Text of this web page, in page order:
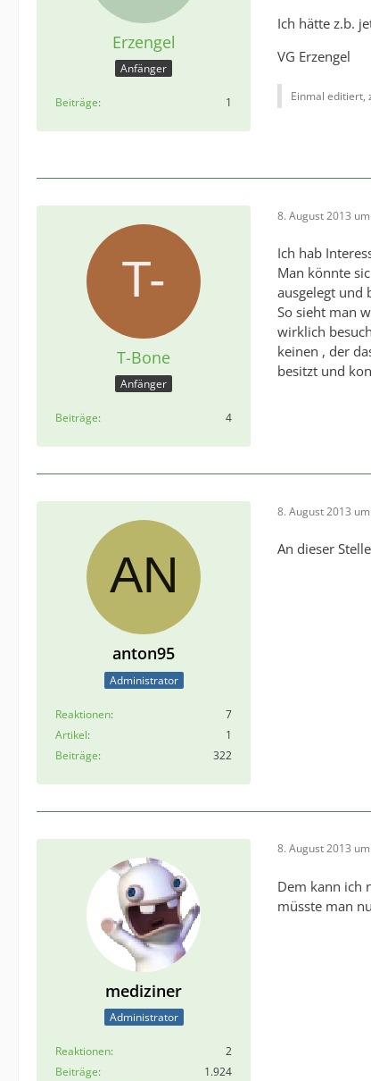
Erzengel
Anfänger
Beiträge 1
Ich hätte z.b.
VG Erzengel
Einmal editiert,
T-Bone
Anfänger
Beiträge 4
8. August 2013
Ich hab
Man könnte
ausgelegt und
So sieht man
wirklich
keinen , der
besitzt und
anton95
Administrator
Reaktionen
7
Artikel
1
Beiträge
322
8. August 2013
An dieser
mediziner
Administrator
Reaktionen
2
Beiträge
1.924
8. August 2013
Dem kann ich
müsste man